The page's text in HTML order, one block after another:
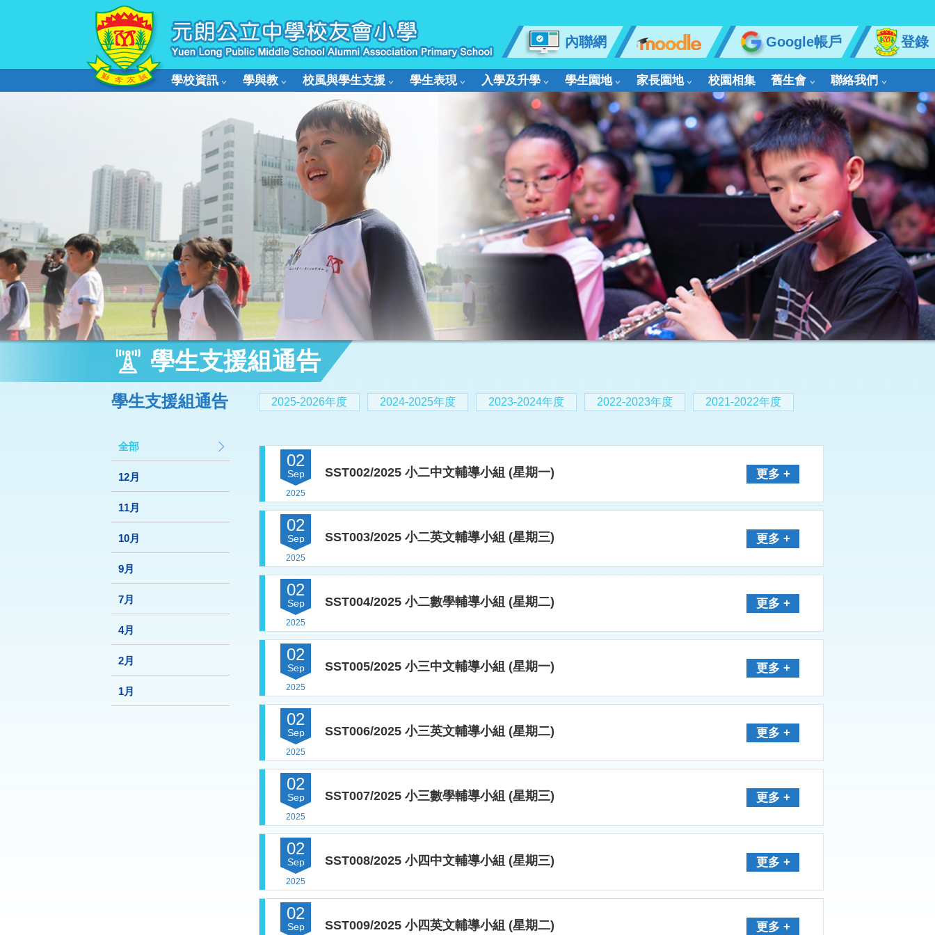
內聯網 Google帳戶 登錄
學校資訊 學與教 校風與學生支援 學生表現 入學及升學 學生園地 家長園地 校園相集 舊生會 聯絡我們
學生支援組通告
2025-2026年度 2024-2025年度 2023-2024年度 2022-2023年度 2021-2022年度
學生支援組通告
全部
12月
11月
10月
9月
7月
4月
2月
1月
02
Sep
2025
SST002/2025 小二中文輔導小組 (星期一) 更多 +
02
Sep
2025
SST003/2025 小二英文輔導小組 (星期三) 更多 +
02
Sep
2025
SST004/2025 小二數學輔導小組 (星期二) 更多 +
02
Sep
2025
SST005/2025 小三中文輔導小組 (星期一) 更多 +
02
Sep
2025
SST006/2025 小三英文輔導小組 (星期二) 更多 +
02
Sep
2025
SST007/2025 小三數學輔導小組 (星期三) 更多 +
02
Sep
2025
SST008/2025 小四中文輔導小組 (星期三) 更多 +
02
Sep SST009/2025 小四英文輔導小組 (星期二) 更多 +